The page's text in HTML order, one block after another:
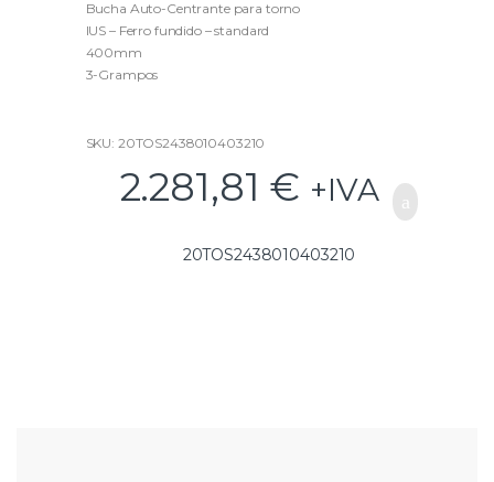
u
o
f
5
Bucha Auto-Centrante para torno
IUS – Ferro fundido – standard
400mm
3-Grampos
SKU: 20TOS2438010403210
2.281,81 € +IVA
20TOS2438010403210